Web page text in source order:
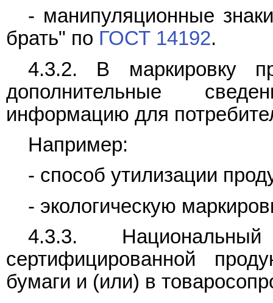
- манипуляционные
брать" по ГОСТ 14192.
4.3.2. В маркировку
дополнительные
информацию для
Например:
- способ утилизации
- экологическую
4.3.3.
сертифицированной
бумаги и (или) в